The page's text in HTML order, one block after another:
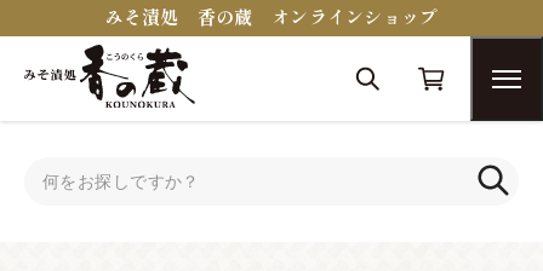
みそ漬処 香の蔵 オンラインショップ